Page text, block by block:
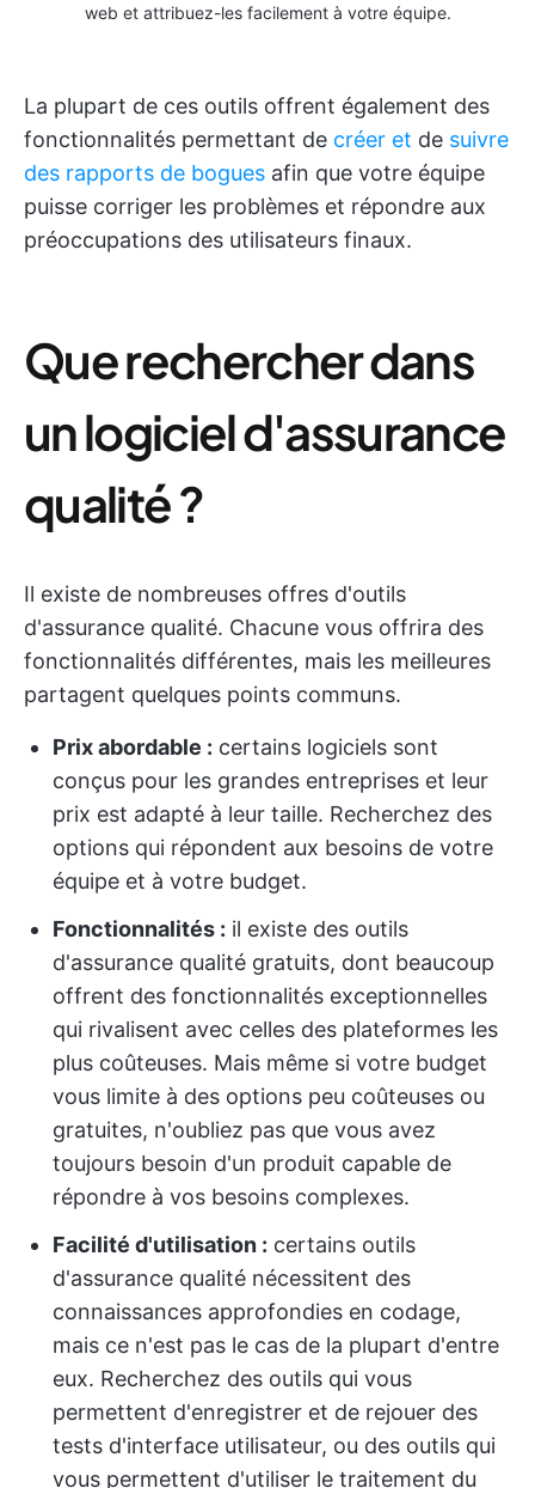
web et attribuez-les facilement à votre équipe.
La plupart de ces outils offrent également des
fonctionnalités permettant de créer et de suivre
des rapports de bogues afin que votre équipe
puisse corriger les problèmes et répondre aux
préoccupations des utilisateurs finaux.
Que rechercher dans
un logiciel d'assurance
qualité ?
Il existe de nombreuses offres d'outils
d'assurance qualité. Chacune vous offrira des
fonctionnalités différentes, mais les meilleures
partagent quelques points communs.
Prix abordable : certains logiciels sont
conçus pour les grandes entreprises et leur
prix est adapté à leur taille. Recherchez des
options qui répondent aux besoins de votre
équipe et à votre budget.
Fonctionnalités : il existe des outils
d'assurance qualité gratuits, dont beaucoup
offrent des fonctionnalités exceptionnelles
qui rivalisent avec celles des plateformes les
plus coûteuses. Mais même si votre budget
vous limite à des options peu coûteuses ou
gratuites, n'oubliez pas que vous avez
toujours besoin d'un produit capable de
répondre à vos besoins complexes.
Facilité d'utilisation : certains outils
d'assurance qualité nécessitent des
connaissances approfondies en codage,
mais ce n'est pas le cas de la plupart d'entre
eux. Recherchez des outils qui vous
permettent d'enregistrer et de rejouer des
tests d'interface utilisateur, ou des outils qui
vous permettent d'utiliser le traitement du